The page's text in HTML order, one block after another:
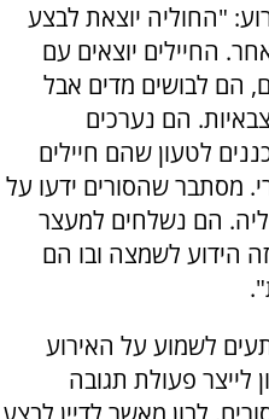
"החוליה יוצאת לבצע
החיילים יוצאים עם
הם לבושים מדים אבל
הם נערכים
לטעון שהם חיילים
מסתבר שהסורים ידעו על
הם נשלחים למעצר
הידוע לשמצה ובו הם
לשמוע על האירוע
פעולת תגובה